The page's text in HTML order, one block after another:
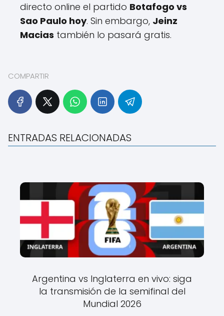
directo online el partido Botafogo vs
Sao Paulo hoy. Sin embargo, Jeinz
Macias también lo pasará gratis.
COMPARTIR
ENTRADAS RELACIONADAS
Argentina vs Inglaterra en vivo: siga
la transmisión de la semifinal del
Mundial 2026